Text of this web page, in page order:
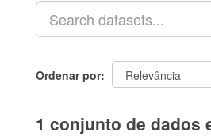
Ordenar por
1 conjunto de dados